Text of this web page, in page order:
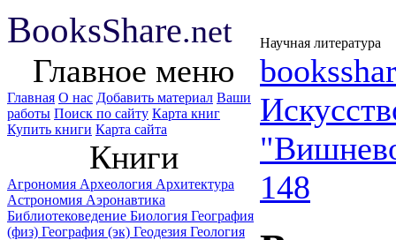
BooksShare.net Научная литература
Главное меню
Главная О нас Добавить материал Ваши
работы Поиск по сайту Карта книг
Купить книги Карта сайта
Книги
Агрономия Археология Архитектура
Астрономия Аэронавтика
Библиотековедение Биология География
(физ) География (эк) Геодезия Геология
148